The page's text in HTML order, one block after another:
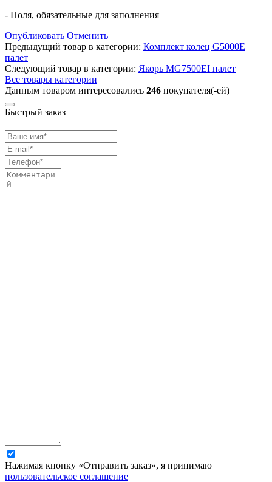
- Поля, обязательные для заполнения
Опубликовать Отменить
Предыдущий товар в категории: Комплект колец G5000E
палет
Следующий товар в категории: Якорь MG7500EI палет
Все товары категории
Данным товаром интересовались 246 покупателя(-ей)
Быстрый заказ
Нажимая кнопку «Отправить заказ», я принимаю
пользовательское соглашение